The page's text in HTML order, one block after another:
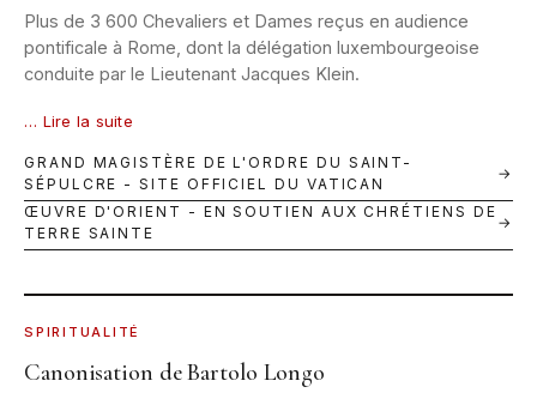
Plus de 3 600 Chevaliers et Dames reçus en audience
pontificale à Rome, dont la délégation luxembourgeoise
conduite par le Lieutenant Jacques Klein.
… Lire la suite
GRAND MAGISTÈRE DE L'ORDRE DU SAINT-
SÉPULCRE - SITE OFFICIEL DU VATICAN
→
ŒUVRE D'ORIENT - EN SOUTIEN AUX CHRÉTIENS DE
TERRE SAINTE
→
SPIRITUALITÉ
Canonisation de Bartolo Longo